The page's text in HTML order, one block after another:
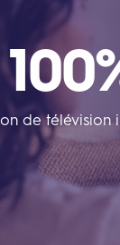
de télévision